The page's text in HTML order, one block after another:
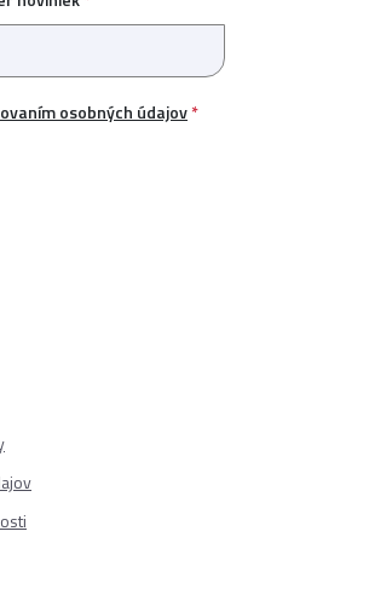
osobných údajov*